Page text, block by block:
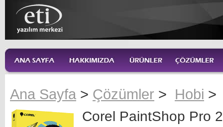
Ana Sayfa > Çözümler > Hobi
Corel PaintShop Pro